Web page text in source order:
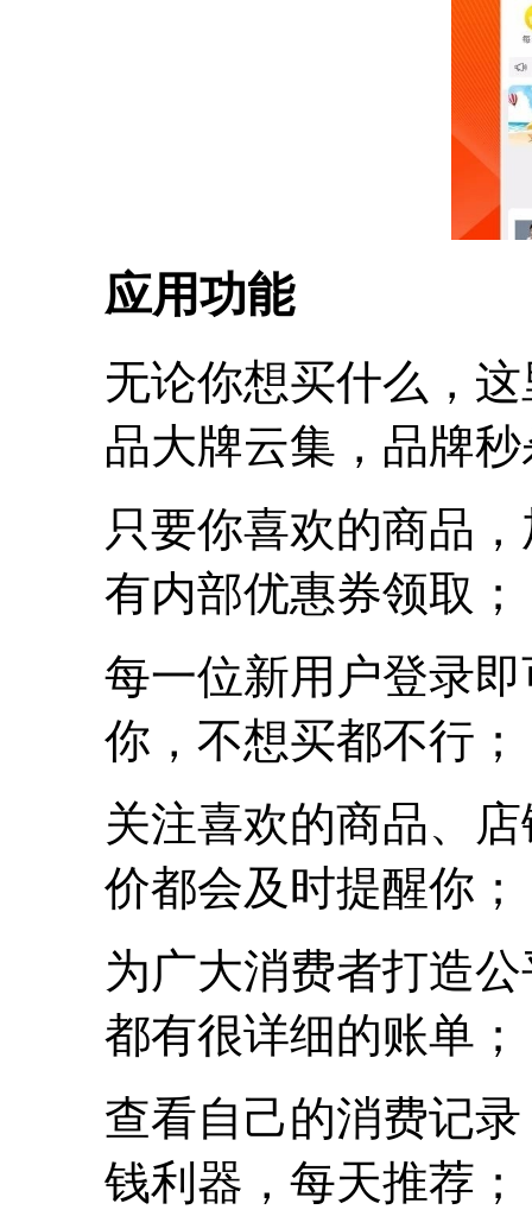
应用功能
无论你想买什么，
品大牌云集，品牌
只要你喜欢的商品
有内部优惠券领取；
每一位新用户登录
你，不想买都不行；
关注喜欢的商品、
价都会及时提醒你；
为广大消费者打造
都有很详细的账单；
查看自己的消费记
钱利器，每天推荐；